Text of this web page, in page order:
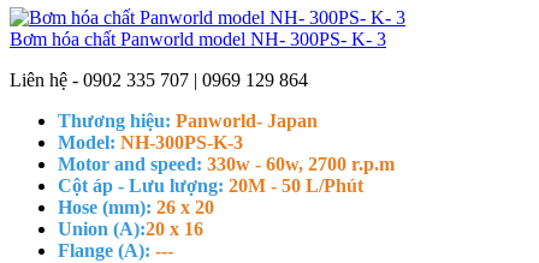
Bơm hóa chất Panworld model NH- 300PS- K- 3
Liên hệ - 0902 335 707 | 0969 129 864
Thương hiệu: Panworld- Japan
Model: NH-300PS-K-3
Motor and speed: 330w - 60w, 2700 r.p.m
Cột áp - Lưu lượng: 20M - 50 L/Phút
Hose (mm): 26 x 20
Union (A):20 x 16
Flange (A): ---